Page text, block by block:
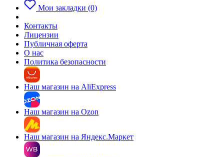
Мои закладки (0)
Контакты
Лицензии
Публичная оферта
О нас
Политика безопасности
Наш магазин на AliExpress
Наш магазин на Ozon
Наш магазин на Яндекс.Маркет